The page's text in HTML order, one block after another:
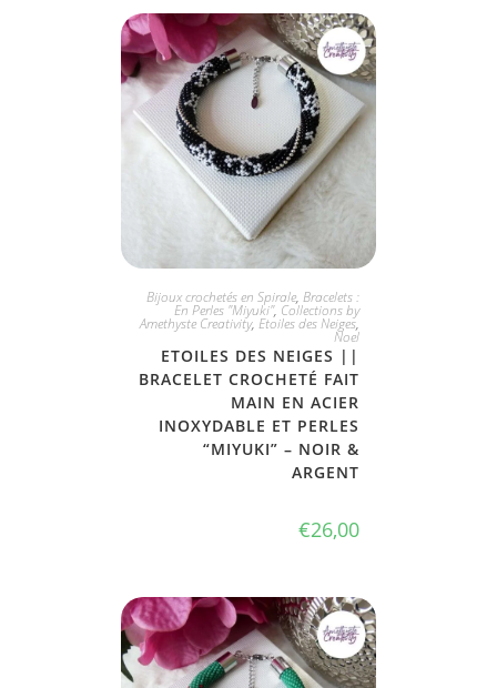
JE L'ADOPTE
Bijoux crochetés en Spirale, Bracelets :
En Perles "Miyuki", Collections by
Amethyste Creativity, Etoiles des Neiges,
Noel
ETOILES DES NEIGES ||
BRACELET CROCHETÉ FAIT
MAIN EN ACIER
INOXYDABLE ET PERLES
“MIYUKI” – NOIR &
ARGENT
€26,00